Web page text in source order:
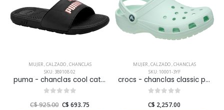
MUJER,CALZADO,CHANCLAS
SKU: 389108 02
puma - chanclas cool cat 2.0 wns para mujer
C$ 925.00 C$ 693.75
MUJER,CALZADO,CHANCLAS
SKU: 10001-3YF
crocs - chanclas classic para mujer
C$ 2,257.00